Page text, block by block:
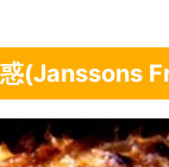
(Janssons